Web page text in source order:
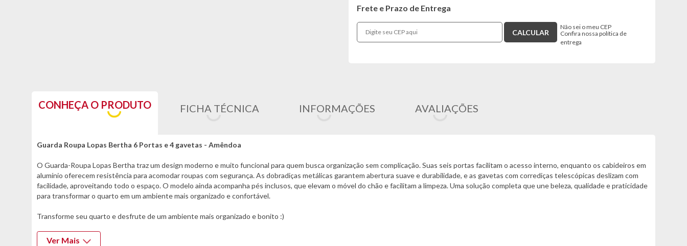
Frete e Prazo de Entrega
Não sei o meu CEP
Confira nossa política de
entrega
CONHEÇA O PRODUTO FICHA TÉCNICA INFORMAÇÕES AVALIAÇÕES
Guarda Roupa Lopas Bertha 6 Portas e 4 gavetas - Amêndoa
O Guarda-Roupa Lopas Bertha traz um design moderno e muito funcional para quem busca organização sem complicação. Suas seis portas facilitam o acesso interno, enquanto os cabideiros em
alumínio oferecem resistência para acomodar roupas com segurança. As dobradiças metálicas garantem abertura suave e durabilidade, e as gavetas com corrediças telescópicas deslizam com
facilidade, aproveitando todo o espaço. O modelo ainda acompanha pés inclusos, que elevam o móvel do chão e facilitam a limpeza. Uma solução completa que une beleza, qualidade e praticidade
para transformar o quarto em um ambiente mais organizado e confortável.
Transforme seu quarto e desfrute de um ambiente mais organizado e bonito :)
Informações Técnicas:
Ver Mais